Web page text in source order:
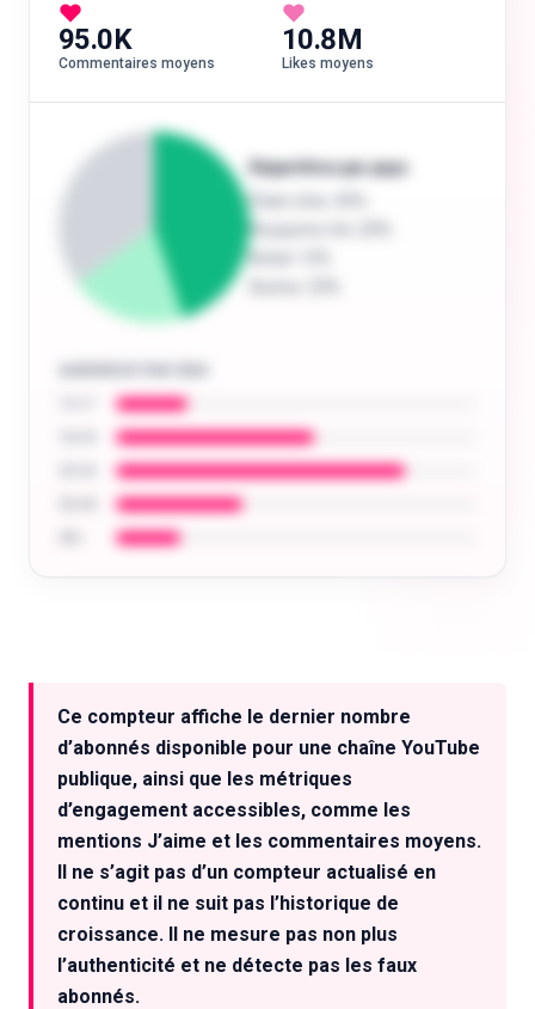
95.0K
Commentaires moyens
10.8M
Likes moyens
Répartition par pays
États-Unis
Brésil
et plus encore.
Essayer gratuitement
Ce compteur affiche le dernier nombre
d’abonnés disponible pour une chaîne YouTube
publique, ainsi que les métriques
d’engagement accessibles, comme les
mentions J’aime et les commentaires moyens.
Il ne s’agit pas d’un compteur actualisé en
continu et il ne suit pas l’historique de
croissance. Il ne mesure pas non plus
l’authenticité et ne détecte pas les faux
abonnés.